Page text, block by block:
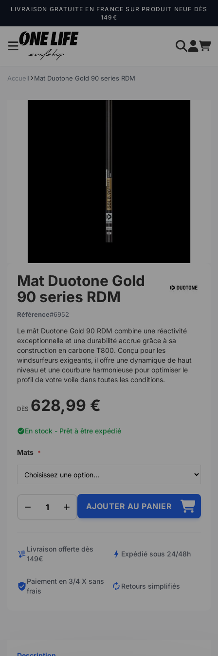
LIVRAISON GRATUITE EN FRANCE SUR PRODUIT NEUF DÈS
149€
Accueil Mat Duotone Gold 90 series RDM
Mat Duotone Gold
90 series RDM
Référence 6952
Le mât Duotone Gold 90 RDM combine une réactivité
exceptionnelle et une durabilité accrue grâce à sa
construction en carbone T800. Conçu pour les
windsurfeurs exigeants, il offre une dynamique de haut
niveau et une courbure harmonieuse pour optimiser le
profil de votre voile dans toutes les conditions.
DÈS 628,99 €
En stock - Prêt à être expédié
Mats
AJOUTER AU PANIER
Livraison offerte dès
149€
Expédié sous 24/48h
Paiement en 3/4 X sans
frais
Retours simplifiés